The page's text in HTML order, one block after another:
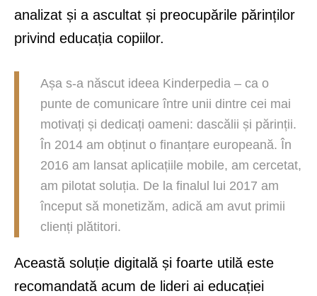
analizat și a ascultat și preocupările părinților
privind educația copiilor.
Așa s-a născut ideea Kinderpedia – ca o
punte de comunicare între unii dintre cei mai
motivați și dedicați oameni: dascălii și părinții.
În 2014 am obținut o finanțare europeană. În
2016 am lansat aplicațiile mobile, am cercetat,
am pilotat soluția. De la finalul lui 2017 am
început să monetizăm, adică am avut primii
clienți plătitori.
Această soluție digitală și foarte utilă este
recomandată acum de lideri ai educației